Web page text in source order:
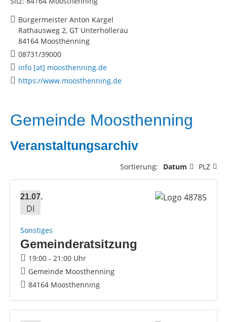
Bürgermeister Anton Kargel
Rathausweg 2, GT Unterhollerau
84164 Moosthenning
08731/39000
info [at] moosthenning.de
https://www.moosthenning.de
Gemeinde Moosthenning
Veranstaltungsarchiv
Sortierung: Datum PLZ
21.07.
DI
Sonstiges
Gemeinderatsitzung
19:00 - 21:00 Uhr
Gemeinde Moosthenning
84164 Moosthenning